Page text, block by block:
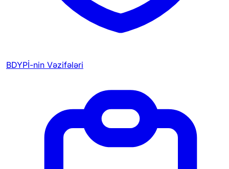
BDYPİ-nin Vəzifələri